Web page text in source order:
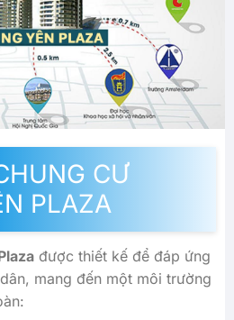
CƯ
PLAZA
được thiết kế để đáp ứng
mang đến một môi trường